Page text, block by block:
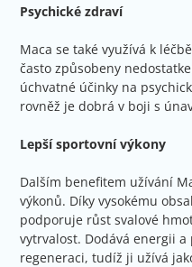
Psychické zdraví
Maca se také využívá k
často způsobeny
úchvatné účinky na
rovněž je dobrá v boji s
Lepší sportovní výkony
Dalším benefitem užívání
výkonů. Díky vysokému
podporuje růst svalové
vytrvalost. Dodává energii
regeneraci, tudíž ji užívá